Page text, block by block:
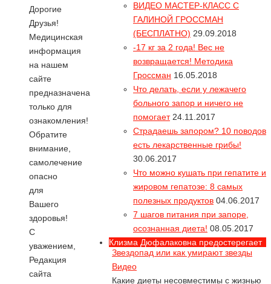
Дорогие
Друзья!
Медицинская
информация
на нашем
сайте
предназначена
только для
ознакомления!
Обратите
внимание,
самолечение
опасно
для
Вашего
здоровья!
С
уважением,
Редакция
сайта
ВИДЕО МАСТЕР-КЛАСС С
ГАЛИНОЙ ГРОССМАН
(БЕСПЛАТНО) 29.09.2018
-17 кг за 2 года! Вес не
возвращается! Методика
Гроссман 16.05.2018
Что делать, если у лежачего
больного запор и ничего не
помогает 24.11.2017
Страдаешь запором? 10 поводов
есть лекарственные грибы!
30.06.2017
Что можно кушать при гепатите и
жировом гепатозе: 8 самых
полезных продуктов 04.06.2017
7 шагов питания при запоре,
осознанная диета! 08.05.2017
Клизма Дюфалаковна предостерегает
Вся правда про
55% продуктов "глютен-фри"
содержат опасный глютен!
Звездопад или как умирают звезды
Видео
Какие диеты несовместимы с жизнью